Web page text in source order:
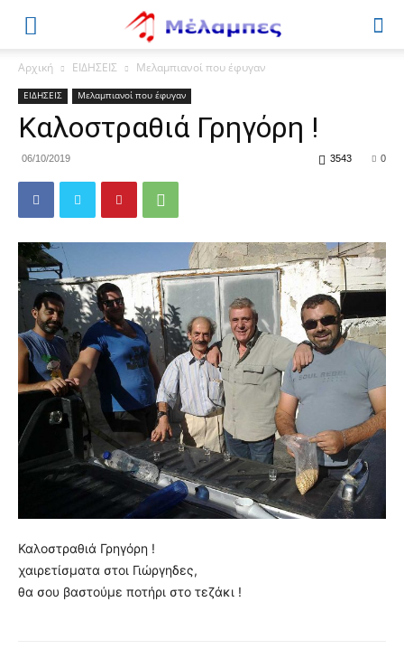
Αρχική ΕΙΔΗΣΕΙΣ Μελαμπιανοί που έφυγαν
ΕΙΔΗΣΕΙΣ Μελαμπιανοί που έφυγαν
Καλοστραθιά Γρηγόρη !
06/10/2019 0
3543
Καλοστραθιά Γρηγόρη !
χαιρετίσματα στοι Γιώργηδες,
θα σου βαστούμε ποτήρι στο τεζάκι !